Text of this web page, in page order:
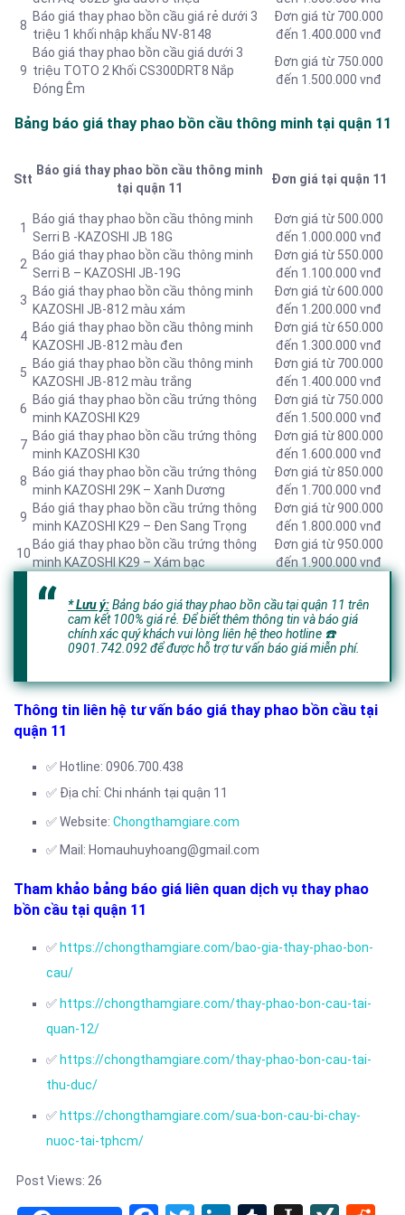
8
Báo giá thay phao bồn cầu giá rẻ dưới 3
triệu 1 khối nhập khẩu NV-8148
Đơn giá từ 700.000
đến 1.400.000 vnđ
9
Báo giá thay phao bồn cầu giá dưới 3
triệu TOTO 2 Khối CS300DRT8 Nắp
Đóng Êm
Đơn giá từ 750.000
đến 1.500.000 vnđ
Bảng báo giá thay phao bồn cầu thông minh tại quận 11
Stt
Báo giá thay phao bồn cầu thông minh
tại quận 11
Đơn giá tại quận 11
1
Báo giá thay phao bồn cầu thông minh
Serri B -KAZOSHI JB 18G
Đơn giá từ 500.000
đến 1.000.000 vnđ
2
Báo giá thay phao bồn cầu thông minh
Serri B – KAZOSHI JB-19G
Đơn giá từ 550.000
đến 1.100.000 vnđ
3
Báo giá thay phao bồn cầu thông minh
KAZOSHI JB-812 màu xám
Đơn giá từ 600.000
đến 1.200.000 vnđ
4
Báo giá thay phao bồn cầu thông minh
KAZOSHI JB-812 màu đen
Đơn giá từ 650.000
đến 1.300.000 vnđ
5
Báo giá thay phao bồn cầu thông minh
KAZOSHI JB-812 màu trắng
Đơn giá từ 700.000
đến 1.400.000 vnđ
6
Báo giá thay phao bồn cầu trứng thông
minh KAZOSHI K29
Đơn giá từ 750.000
đến 1.500.000 vnđ
7
Báo giá thay phao bồn cầu trứng thông
minh KAZOSHI K30
Đơn giá từ 800.000
đến 1.600.000 vnđ
8
Báo giá thay phao bồn cầu trứng thông
minh KAZOSHI 29K – Xanh Dương
Đơn giá từ 850.000
đến 1.700.000 vnđ
9
Báo giá thay phao bồn cầu trứng thông
minh KAZOSHI K29 – Đen Sang Trọng
Đơn giá từ 900.000
đến 1.800.000 vnđ
10
Báo giá thay phao bồn cầu trứng thông
minh KAZOSHI K29 – Xám bạc
Đơn giá từ 950.000
đến 1.900.000 vnđ
* Lưu ý:Bảng báo giá thay phao bồn cầu tại quận 11 trên
cam kết 100% giá rẻ. Để biết thêm thông tin và báo giá
chính xác quý khách vui lòng liên hệ theo hotline ☎️
0901.742.092 để được hỗ trợ tư vấn báo giá miễn phí.
Thông tin liên hệ tư vấn báo giá thay phao bồn cầu tại
quận 11
✅ Hotline: 0906.700.438
✅ Địa chỉ: Chi nhánh tại quận 11
✅ Website: Chongthamgiare.com
✅ Mail: Homauhuyhoang@gmail.com
Tham khảo bảng báo giá liên quan dịch vụ thay phao
bồn cầu tại quận 11
✅ https://chongthamgiare.com/bao-gia-thay-phao-bon-
cau/
✅ https://chongthamgiare.com/thay-phao-bon-cau-tai-
quan-12/
✅ https://chongthamgiare.com/thay-phao-bon-cau-tai-
thu-duc/
✅ https://chongthamgiare.com/sua-bon-cau-bi-chay-
nuoc-tai-tphcm/
Post Views: 26